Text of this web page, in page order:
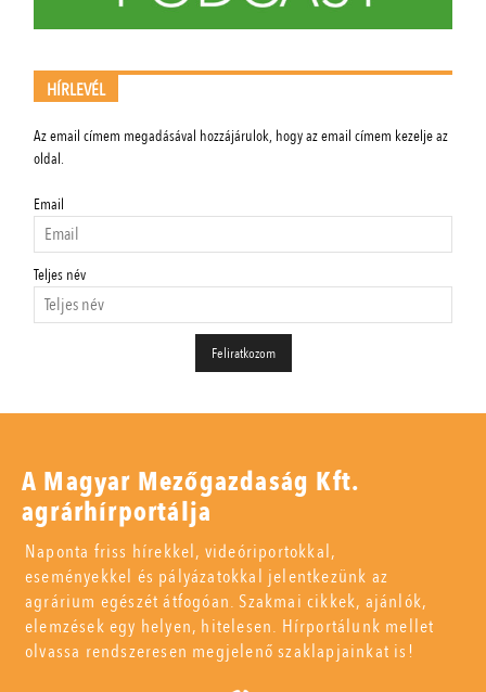
HÍRLEVÉL
Az email címem megadásával hozzájárulok, hogy az email címem kezelje az
oldal.
Email
Teljes név
A Magyar Mezőgazdaság Kft.
agrárhírportálja
Naponta friss hírekkel, videóriportokkal,
eseményekkel és pályázatokkal jelentkezünk az
agrárium egészét átfogóan. Szakmai cikkek, ajánlók,
elemzések egy helyen, hitelesen. Hírportálunk mellet
olvassa rendszeresen megjelenő szaklapjainkat is!